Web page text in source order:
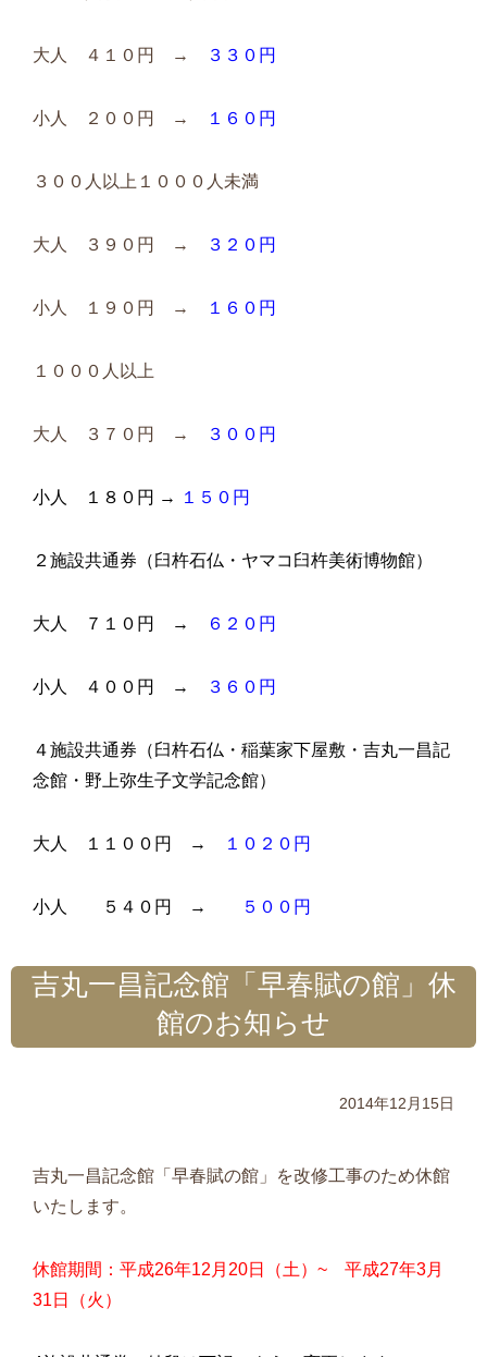
大人 ４１０円 → ３３０円
小人 ２００円 → １６０円
３００人以上１０００人未満
大人 ３９０円 → ３２０円
小人 １９０円 → １６０円
１０００人以上
大人 ３７０円 → ３００円
小人 １８０円 → １５０円
２施設共通券（臼杵石仏・ヤマコ臼杵美術博物館）
大人 ７１０円 → ６２０円
小人 ４００円 → ３６０円
４施設共通券（臼杵石仏・稲葉家下屋敷・吉丸一昌記
念館・野上弥生子文学記念館）
大人 １１００円 → １０２０円
小人 ５４０円 → ５００円
吉丸一昌記念館「早春賦の館」休
館のお知らせ
2014年12月15日
吉丸一昌記念館「早春賦の館」を改修工事のため休館
いたします。
休館期間：平成26年12月20日（土）~ 平成27年3月
31日（火）